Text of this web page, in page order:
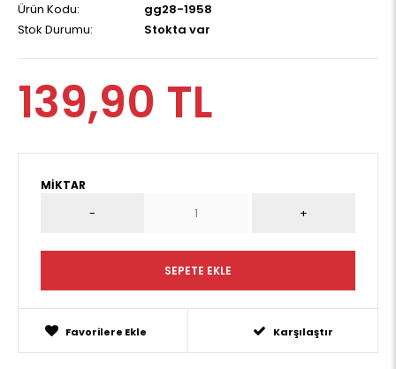
Ürün Kodu:
gg28-1958
Stok Durumu:
Stokta var
139,90 TL
MIKTAR
Favorilere Ekle Karşılaştır